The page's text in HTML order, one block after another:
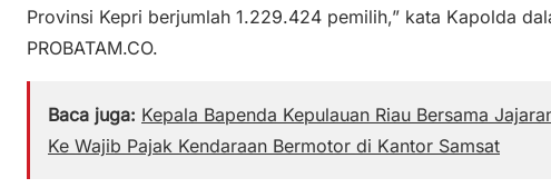
Provinsi Kepri berjumlah 1.229.424 pemilih,” kata Kapolda
PROBATAM.CO.
Baca juga: Kepala Bapenda Kepulauan Riau Bersama
Ke Wajib Pajak Kendaraan Bermotor di Kantor Samsat